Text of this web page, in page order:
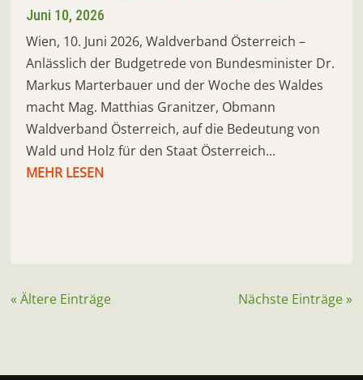
Juni 10, 2026
Wien, 10. Juni 2026, Waldverband Österreich –
Anlässlich der Budgetrede von Bundesminister Dr.
Markus Marterbauer und der Woche des Waldes
macht Mag. Matthias Granitzer, Obmann
Waldverband Österreich, auf die Bedeutung von
Wald und Holz für den Staat Österreich...
MEHR LESEN
« Ältere Einträge Nächste Einträge »